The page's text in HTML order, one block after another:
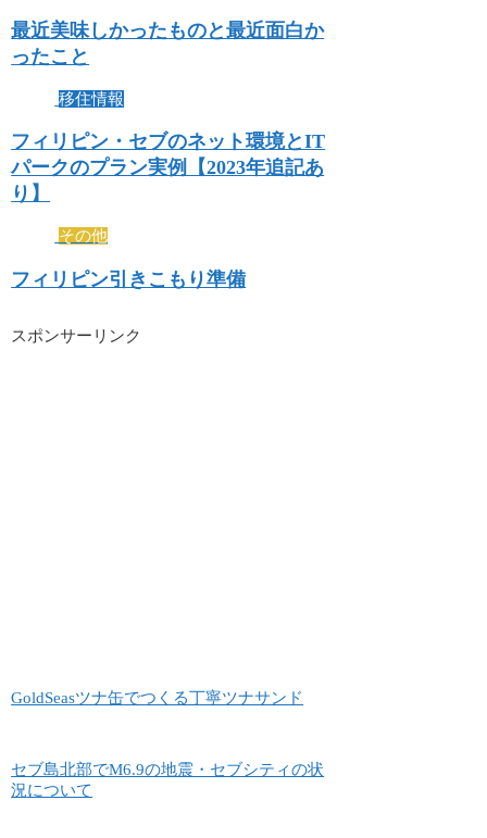
最近美味しかったものと最近面白か
ったこと
移住情報
フィリピン・セブのネット環境とIT
パークのプラン実例【2023年追記あ
り】
その他
フィリピン引きこもり準備
スポンサーリンク
GoldSeasツナ缶でつくる丁寧ツナサンド
セブ島北部でM6.9の地震・セブシティの状
況について